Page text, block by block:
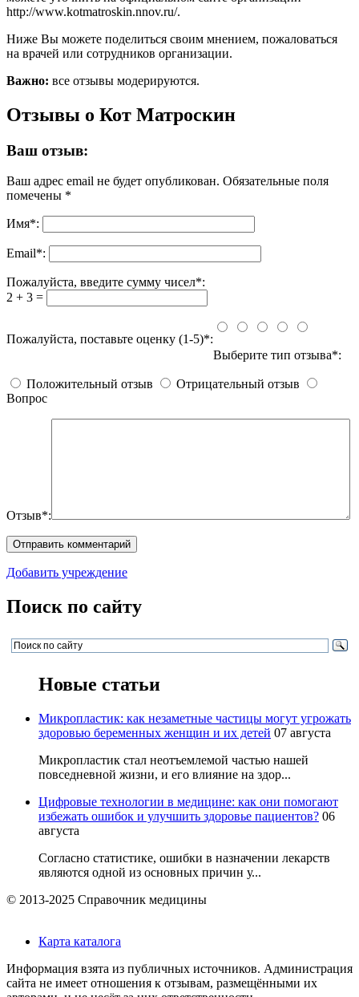
http://www.kotmatroskin.nnov.ru/.
Ниже Вы можете поделиться своим мнением, пожаловаться
на врачей или сотрудников организации.
Важно: все отзывы модерируются.
Отзывы о Кот Матроскин
Ваш отзыв:
Ваш адрес email не будет опубликован. Обязательные поля
помечены *
Имя*:
Email*:
Пожалуйста, введите сумму чисел*:
2 + 3 =
Пожалуйста, поставьте оценку (1-5)*:
Выберите тип отзыва*:
Положительный отзыв
Отрицательный отзыв
Вопрос
Отзыв*:
Добавить учреждение
Поиск по сайту
Новые статьи
Микропластик: как незаметные частицы могут угрожать
здоровью беременных женщин и их детей 07 августа
Микропластик стал неотъемлемой частью нашей
повседневной жизни, и его влияние на здор...
Цифровые технологии в медицине: как они помогают
избежать ошибок и улучшить здоровье пациентов? 06
августа
Согласно статистике, ошибки в назначении лекарств
являются одной из основных причин у...
© 2013-2025 Справочник медицины
Карта каталога
Информация взята из публичных источников. Администрация
сайта не имеет отношения к отзывам, размещёнными их